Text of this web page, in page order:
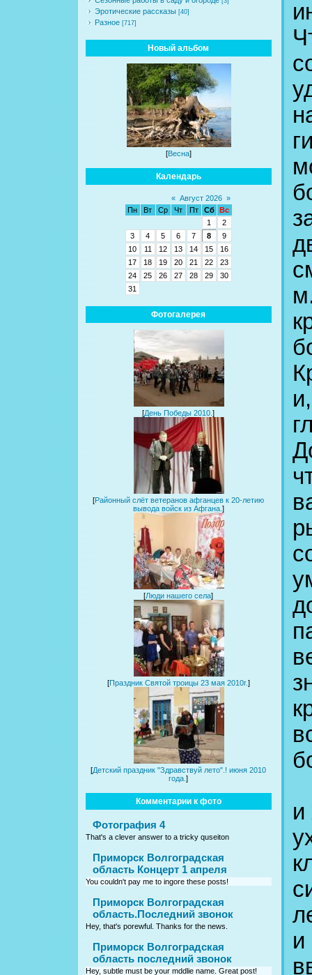
Эротические рассказы [40]
Разное [717]
Новый альбом
[Весна]
Календарь
« Август 2026 »
Пн
Вт Ср Чт Пт Сб
Вс
1
2
3
4 5 6 7 8
9
10
11 12 13 14 15
16
17
18 19 20 21 22
23
24
25 26 27 28 29
30
31
Фотогалерея
[День Победы 2010.]
[Районный слёт ветеранов афганцев к 20-летию
вывода войск из Афгана. ]
[Люди нашего села]
[Праздник Святой троицы 23 мая 2010г.]
[Детский праздник "Здравствуй лето".! июня 2010
года.]
Комментарии к фото
Фотография 4
That's a clever answer to a tricky quseiton
Приморск Волгоградская
область Концерт 1 апреля
You couldn't pay me to ingore these posts!
Приморск Волгоградская
область.Последний звонок
Hey, that's porewful. Thanks for the news.
Приморск Волгоградская
область последний звонок
Hey, subtle must be your mddlie name. Great post!
и
и